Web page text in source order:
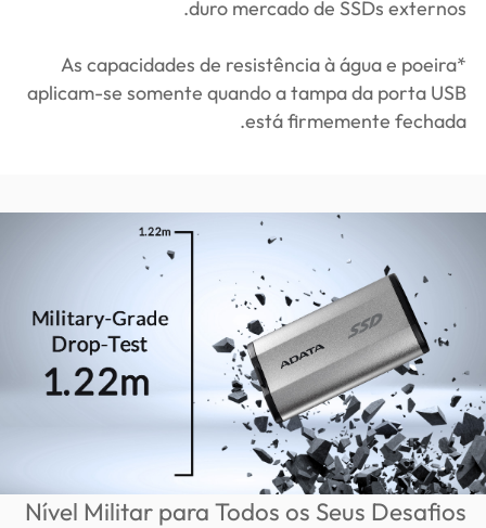
duro mercado de SSDs externos.
*As capacidades de resistência à água e poeira
aplicam-se somente quando a tampa da porta USB
está firmemente fechada.
Nível Militar para Todos os Seus Desafios